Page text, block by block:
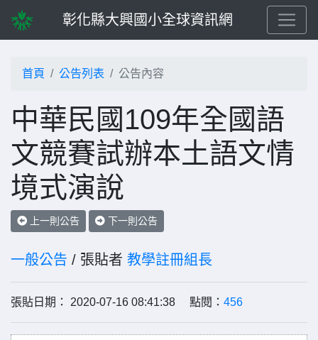
彰化縣大興國小全球資訊網
首頁 公告列表 公告內容
中華民國109年全國語
文競賽試辦本土語文情
境式演說
上一則公告 下一則公告
一般公告 / 張貼者 教學註冊組長
張貼日期： 2020-07-16 08:41:38 點閱： 456